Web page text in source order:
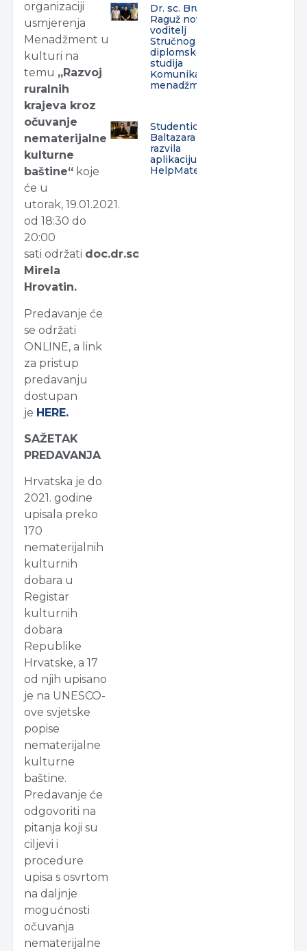
organizaciji
usmjerenja
Menadžment u
kulturi na
temu „Razvoj
ruralnih
krajeva kroz
očuvanje
nematerijalne
kulturne
baštine“ koje
će u
utorak, 19.01.2021.
od 18:30 do
20:00
sati održati doc.dr.sc
Mirela
Hrovatin.
Predavanje će
se održati
ONLINE, a link
za pristup
predavanju
dostupan
je HERE.
SAŽETAK
PREDAVANJA
Hrvatska je do
2021. godine
upisala preko
170
nematerijalnih
kulturnih
dobara u
Registar
kulturnih
dobara
Republike
Hrvatske, a 17
od njih upisano
je na UNESCO-
ove svjetske
popise
nematerijalne
kulturne
baštine.
Predavanje će
odgovoriti na
pitanja koji su
ciljevi i
procedure
upisa s osvrtom
na daljnje
mogućnosti
očuvanja
nematerijalne
Dr. sc. Bruno
Raguž novi
voditelj
Stručnog
diplomskog
studija
Komunikacijski
menadžment
Studentica
Baltazara
razvila
aplikaciju
HelpMate